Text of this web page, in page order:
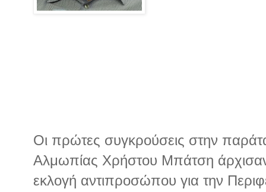
Οι πρώτες συγκρούσεις στην
Αλμωπίας Χρήστου Μπάτση
εκλογή αντιπροσώπου για την